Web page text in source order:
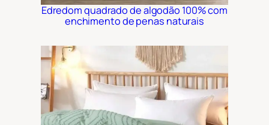
Edredom quadrado de algodão 100% com
enchimento de penas naturais